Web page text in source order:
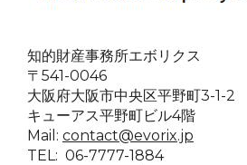
知的財産事務所エボリクス
〒541-0046
大阪府大阪市中央区平野町3-1-2
キューアス平野町ビル4階
Mail: contact@evorix.jp
TEL: 06-7777-1884